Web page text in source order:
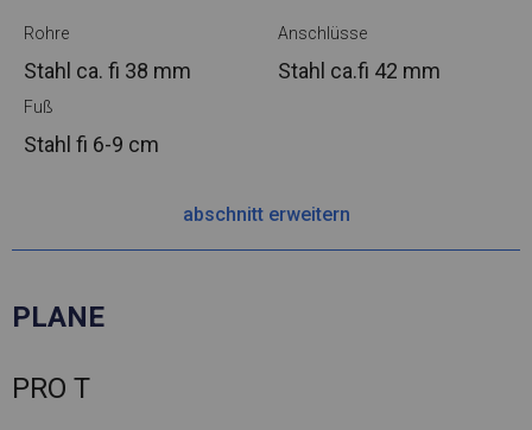
Rohre
Stahl ca. fi 38 mm
Anschlüsse
Stahl ca.fi 42 mm
Fuß
Stahl fi 6-9 cm
abschnitt erweitern
PLANE
PRO T